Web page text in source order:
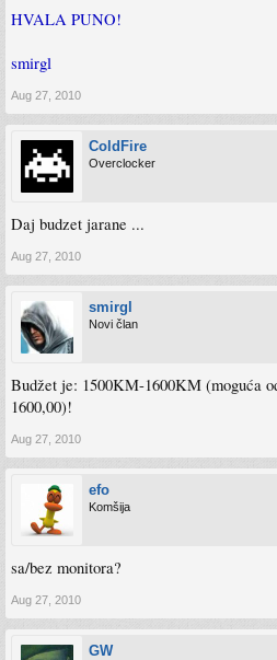
HVALA PUNO!
smirgl
Aug 27, 2010
ColdFire
Overclocker
Daj budzet jarane ...
Aug 27, 2010
smirgl
Novi član
Budžet je: 1500KM-1600KM (moguća
1600,00)!
Aug 27, 2010
efo
Komšija
sa/bez monitora?
Aug 27, 2010
GW